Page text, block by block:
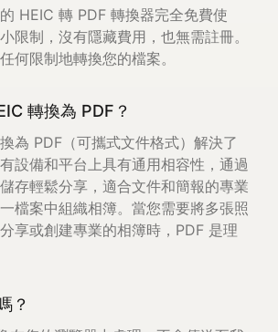
HEIC 轉 PDF 轉換器完全免費使
限制，沒有隱藏費用，也無需註冊。
何限制地轉換您的檔案。
轉換為 PDF？
為 PDF（可攜式文件格式）解決了
設備和平台上具有通用相容性，通過
存輕鬆分享，適合文件和簡報的專業
檔案中組織相簿。當您需要將多張照
享或創建專業的相簿時，PDF 是理
？